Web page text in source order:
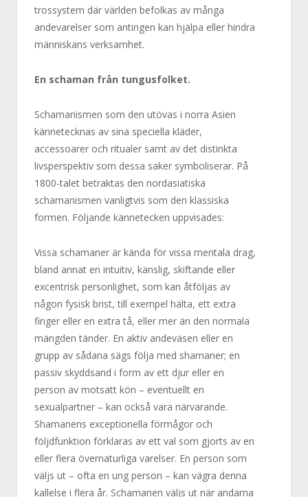
trossystem där världen befolkas av många
andevarelser som antingen kan hjälpa eller hindra
människans verksamhet.
En schaman från tungusfolket.
Schamanismen som den utövas i norra Asien
kännetecknas av sina speciella kläder,
accessoarer och ritualer samt av det distinkta
livsperspektiv som dessa saker symboliserar. På
1800-talet betraktas den nordasiatiska
schamanismen vanligtvis som den klassiska
formen. Följande kännetecken uppvisades:
Vissa schamaner är kända för vissa mentala drag,
bland annat en intuitiv, känslig, skiftande eller
excentrisk personlighet, som kan åtföljas av
någon fysisk brist, till exempel hälta, ett extra
finger eller en extra tå, eller mer än den normala
mängden tänder. En aktiv andeväsen eller en
grupp av sådana sägs följa med shamaner; en
passiv skyddsand i form av ett djur eller en
person av motsatt kön – eventuellt en
sexualpartner – kan också vara närvarande.
Shamanens exceptionella förmågor och
följdfunktion förklaras av ett val som gjorts av en
eller flera övernaturliga varelser. En person som
väljs ut – ofta en ung person – kan vägra denna
kallelse i flera år. Schamanen väljs ut när andarna